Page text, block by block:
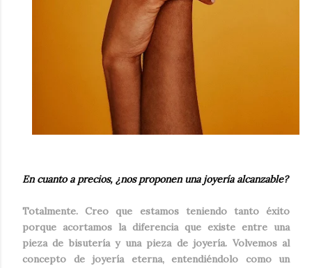
En cuanto a precios, ¿nos proponen una joyería alcanzable?
Totalmente. Creo que estamos teniendo tanto éxito
porque acortamos la diferencia que existe entre una
pieza de bisutería y una pieza de joyería. Volvemos al
concepto de joyería eterna, entendiéndolo como un